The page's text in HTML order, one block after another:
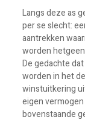
Langs deze as
per se slecht:
aantrekken
worden
De gedachte
worden in het
winstuitkering
eigen
bovenstaande